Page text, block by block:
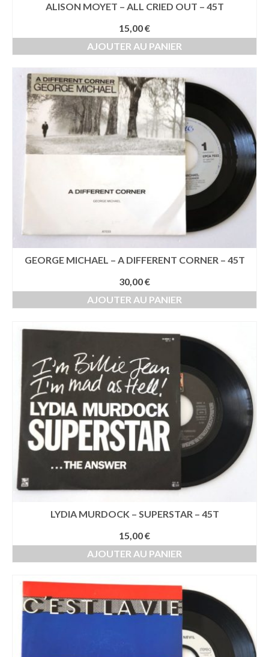
ALISON MOYET – ALL CRIED OUT – 45T
15,00€
AJOUTER AU PANIER
GEORGE MICHAEL – A DIFFERENT CORNER – 45T
30,00€
AJOUTER AU PANIER
LYDIA MURDOCK – SUPERSTAR – 45T
15,00€
AJOUTER AU PANIER